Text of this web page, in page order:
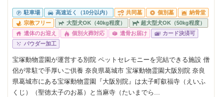
駐車場 高速近く（10分以内） 共同墓 個別墓
納骨堂
宗教フリー
大型犬OK（40kg程度）
超大型犬OK（50kg程度）
遺体のお迎え
個別火葬対応 遺骨お届け
カード決済可
パウダー加工
宝塚動物霊園が運営する別院 ペットセレモニーを完結できる施設 僧
侶が常駐で手厚いご供養 奈良県葛城市 宝塚動物霊園大阪別院 奈良
県葛城市にある宝塚動物霊園『大阪別院』は太子町叡福寺（えいふ
くじ）（聖徳太子のお墓）と当麻寺（たいまでら...